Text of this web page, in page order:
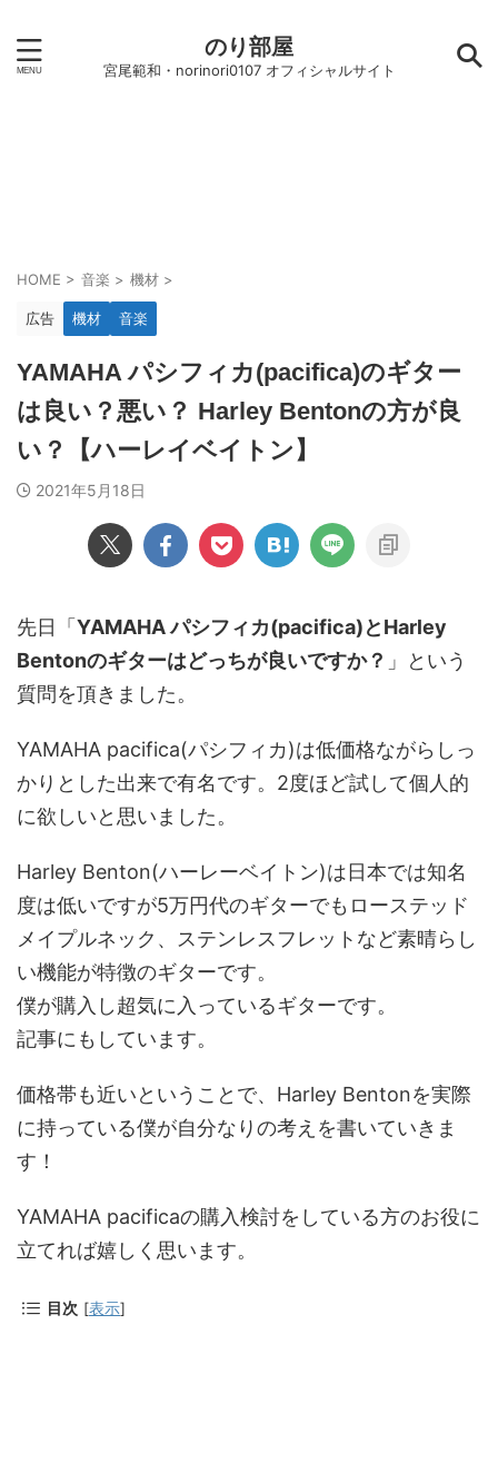
のり部屋
宮尾範和・norinori0107 オフィシャルサイト
HOME > 音楽 > 機材 >
広告 機材 音楽
YAMAHA パシフィカ(pacifica)のギター
は良い？悪い？ Harley Bentonの方が良
い？【ハーレイベイトン】
2021年5月18日
先日「 YAMAHA パシフィカ(pacifica)とHarley
Bentonのギターはどっちが良いですか？ 」という
質問を頂きました。
YAMAHA pacifica(パシフィカ)は低価格ながらしっ
かりとした出来で有名です。2度ほど試して個人的
に欲しいと思いました。
Harley Benton(ハーレーベイトン)は日本では知名
度は低いですが5万円代のギターでもローステッド
メイプルネック、ステンレスフレットなど素晴らし
い機能が特徴のギターです。
僕が購入し超気に入っているギターです。
記事にもしています。
価格帯も近いということで、Harley Bentonを実際
に持っている僕が自分なりの考えを書いていきま
す！
YAMAHA pacificaの購入検討をしている方のお役に
立てれば嬉しく思います。
目次 [表示]